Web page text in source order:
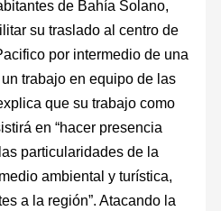
de Bahía Solano,
su traslado al centro de
por intermedio de una
trabajo en equipo de las
que su trabajo como
en “hacer presencia
particularidades de la
ambiental y turística,
a la región”. Atacando la